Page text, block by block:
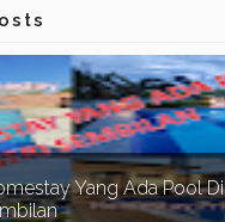
Yang Ada Pool Di